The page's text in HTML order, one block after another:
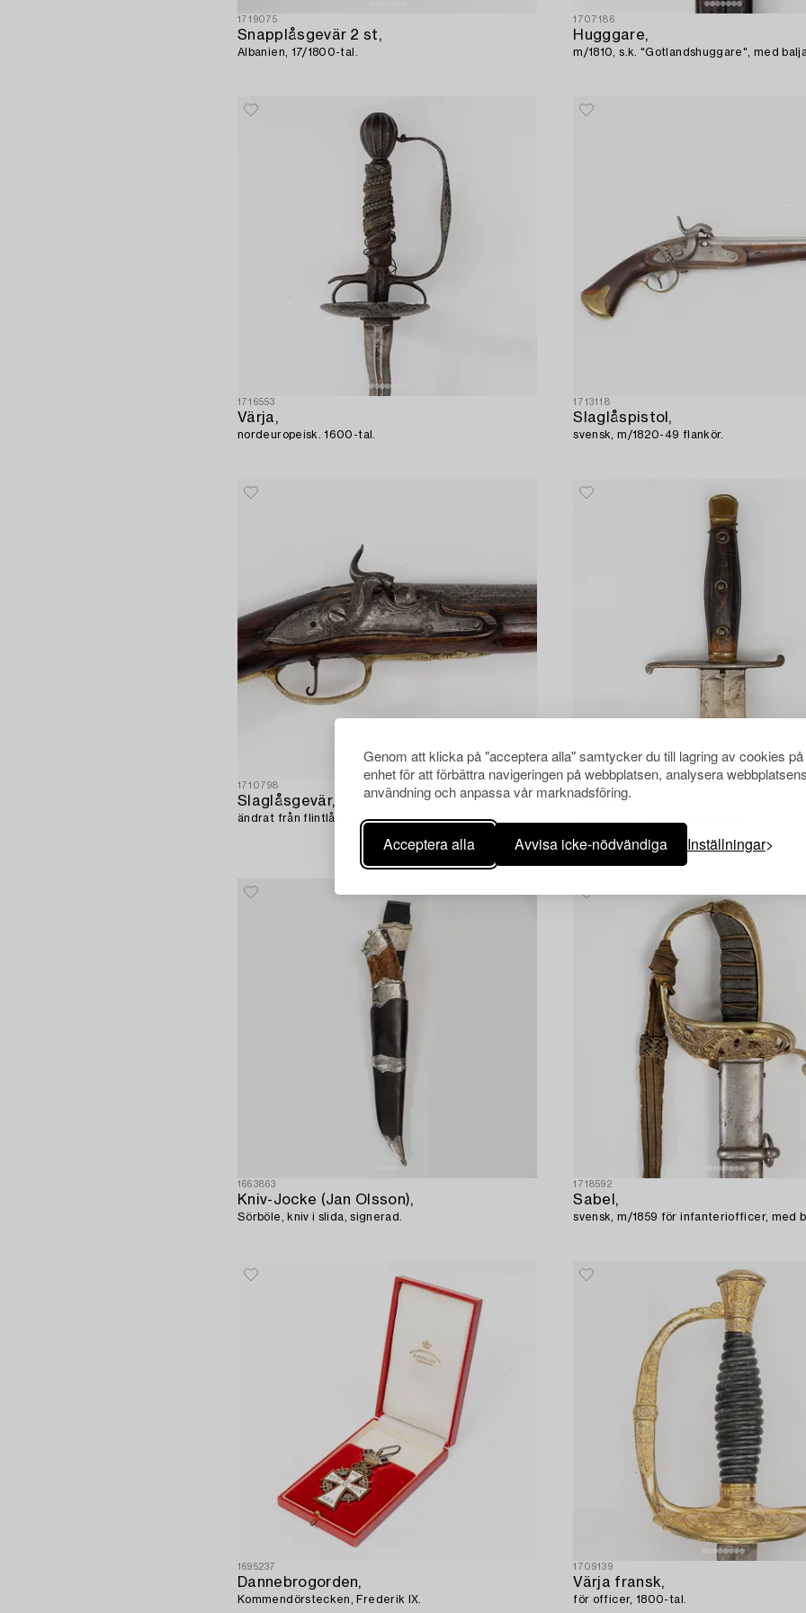
Genom att klicka på "acceptera alla" samtycker du till lagring av cookies
enhet för att förbättra navigeringen på webbplatsen, analysera
användning och anpassa vår marknadsföring.
Acceptera alla Avvisa icke-nödvändiga Inställningar
1719075
Snapplåsgevär 2 st,
Albanien, 17/1800-tal.
1707186
Hugggare,
m/1810, s.k. "Gotlandshuggare", med
1716553
Värja,
nordeuropeisk. 1600-tal.
1713118
Slaglåspistol,
svensk, m/1820-49 flankör.
1710798
Slaglåsgevär,
ändrat från flintlås, Sverige, 1700-tal.
Hugggare,
1663863
Kniv-Jocke (Jan Olsson),
Sörböle, kniv i slida, signerad.
1718592
Sabel,
svensk, m/1859 för infanteriofficer, med
1695237
Dannebrogorden,
Kommendörstecken, Frederik IX.
1709139
Värja fransk,
för officer, 1800-tal.